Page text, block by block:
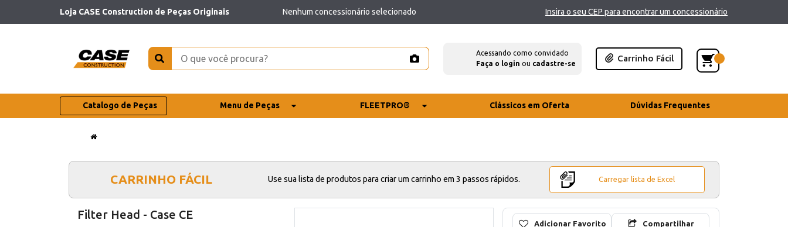
Loja CASE Construction de Peças Originais Nenhum concessionário selecionado Insira o seu CEP para encontrar um concessionário
Acessando como convidado
Faça o login ou cadastre-se
Carrinho Fácil
Catalogo de Peças Menu de Peças FLEETPRO® Clássicos em Oferta Dúvidas Frequentes
CARRINHO FÁCIL Use sua lista de produtos para criar um carrinho em 3 passos rápidos. Carregar lista de Excel
Filter Head - Case CE
Adicionar Favorito Compartilhar